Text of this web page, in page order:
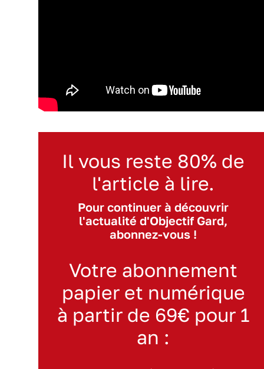
Il vous reste 80% de
l'article à lire.
Pour continuer à découvrir
l'actualité d'Objectif Gard,
abonnez-vous !
Votre abonnement
papier et numérique
à partir de 69€ pour 1
an :